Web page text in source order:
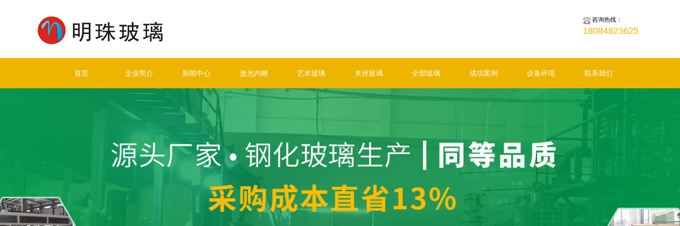
咨询热线：
18084823625
首页 企业简介 新闻中心 激光内雕 艺术玻璃 夹丝玻璃 全部玻璃 成功案例 设备环境 联系我们